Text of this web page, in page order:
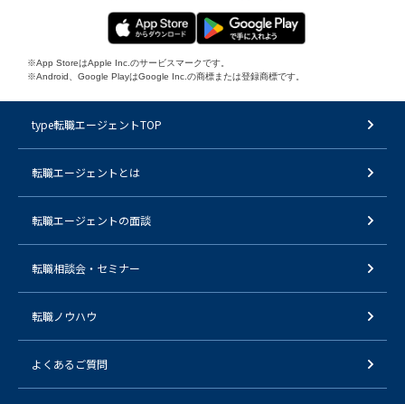
※App StoreはApple Inc.のサービスマークです。
※Android、Google PlayはGoogle Inc.の商標または登録商標です。
type転職エージェントTOP
転職エージェントとは
転職エージェントの面談
転職相談会・セミナー
転職ノウハウ
よくあるご質問